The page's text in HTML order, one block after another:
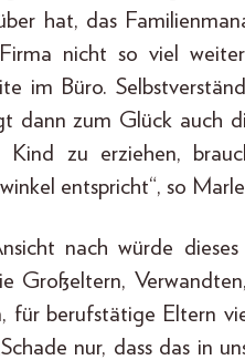
hat, das
nicht so viel
im Büro.
dann zum Glück auch
Kind zu erziehen,
entspricht“, so
nach würde
Großeltern,
für berufstätige Eltern
nur, dass das in